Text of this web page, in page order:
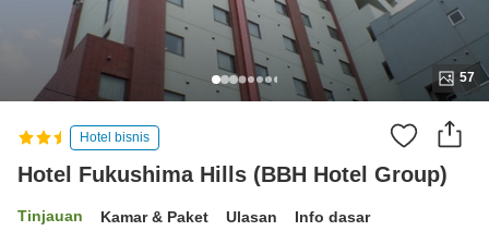
57
Hotel bisnis
Hotel Fukushima Hills (BBH Hotel Group)
Tinjauan Kamar & Paket Ulasan Info dasar